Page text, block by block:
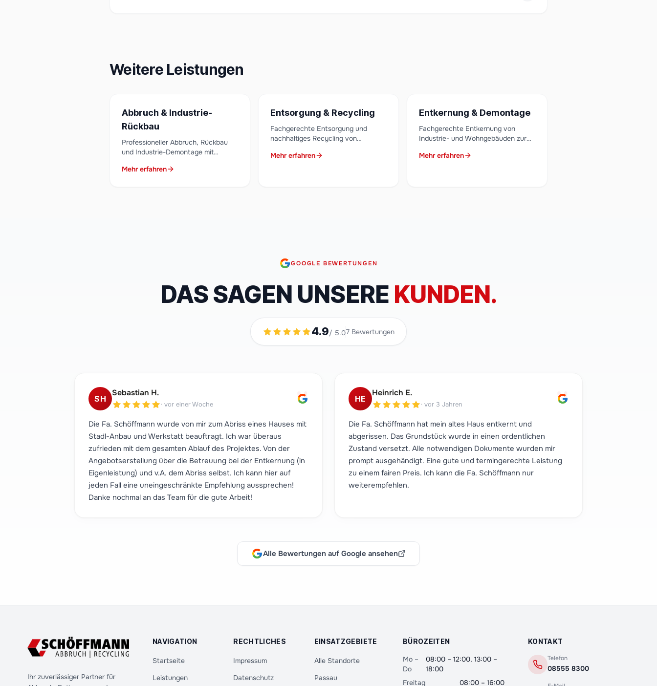
Weitere Leistungen
Abbruch & Industrie-
Rückbau
Professioneller Abbruch, Rückbau
und Industrie-Demontage mit
komplexe Rückbauprojekte in
Mehr erfahren
Entsorgung & Recycling
Fachgerechte Entsorgung und
nachhaltiges Recycling von
Sonderabfällen in Niederbayern.
Mehr erfahren
Entkernung & Demontage
Fachgerechte Entkernung von
Industrie- und Wohngebäuden zur
Komplettabbruch.
Mehr erfahren
GOOGLE BEWERTUNGEN
DAS SAGEN UNSERE KUNDEN.
4.9/ 5.07 Bewertungen
"
SH
Sebastian H.
· vor einer Woche
Die Fa. Schöffmann wurde von mir zum Abriss eines Hauses mit
Stadl-Anbau und Werkstatt beauftragt. Ich war überaus
zufrieden mit dem gesamten Ablauf des Projektes. Von der
Angebotserstellung über die Betreuung bei der Entkernung (in
Eigenleistung) und v.A. dem Abriss selbst. Ich kann hier auf
jeden Fall eine uneingeschränkte Empfehlung aussprechen!
Danke nochmal an das Team für die gute Arbeit!
"
HE
Heinrich E.
· vor 3 Jahren
Die Fa. Schöffmann hat mein altes Haus entkernt und
abgerissen. Das Grundstück wurde in einen ordentlichen
Zustand versetzt. Alle notwendigen Dokumente wurden mir
prompt ausgehändigt. Eine gute und termingerechte Leistung
zu einem fairen Preis. Ich kann die Fa. Schöffmann nur
weiterempfehlen.
Alle Bewertungen auf Google ansehen
Ihr zuverlässiger Partner für
NAVIGATION
Startseite
Leistungen
RECHTLICHES
Impressum
Datenschutz
EINSATZGEBIETE
Alle Standorte
Passau
BÜROZEITEN
Mo –
Do
08:00 – 12:00, 13:00 –
18:00
Freitag
08:00 – 16:00
KONTAKT
Telefon
08555 8300
Robert Schöffmann
Hallo, wie kann ich Sie bei Ihrem